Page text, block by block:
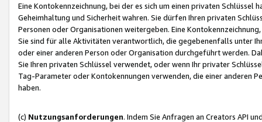
Eine Kontokennzeichnung, bei der es sich um einen privaten
Geheimhaltung und Sicherheit wahren. Sie dürfen Ihren privaten
Personen oder Organisationen weitergeben. Eine
Sie sind für alle Aktivitäten verantwortlich, die gegebenenfalls unter
oder einer anderen Person oder Organisation durchgeführt werden.
Sie Ihren privaten Schlüssel verwendet, oder wenn Ihr privater
Tag-Parameter oder Kontokennungen verwenden, die einer anderen
haben.
(c) Nutzungsanforderungen. Indem Sie Anfragen an Creators API